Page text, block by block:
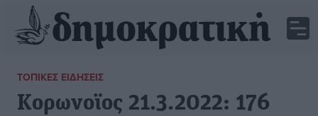
ΤΟΠΙΚΈΣ ΕΙΔΉΣΕΙΣ
Κορωνοϊος 21.3.2022: 176